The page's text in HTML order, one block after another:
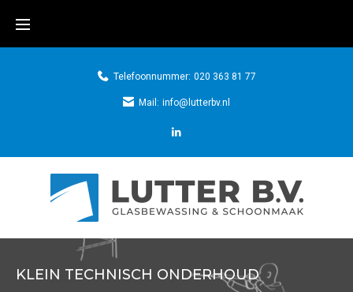
Telefoonnummer: 020 363 81 77
Mail: info@lutterbv.nl
KLEIN TECHNISCH ONDERHOUD